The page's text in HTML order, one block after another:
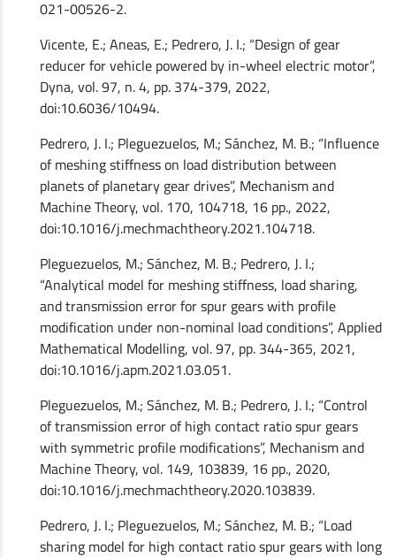
021-00526-2.
Vicente, E.; Aneas, E.; Pedrero, J. I.; “Design of gear
reducer for vehicle powered by in-wheel electric motor”,
Dyna, vol. 97, n. 4, pp. 374-379, 2022,
doi:10.6036/10494.
Pedrero, J. I.; Pleguezuelos, M.; Sánchez, M. B.; “Influence
of meshing stiffness on load distribution between
planets of planetary gear drives”, Mechanism and
Machine Theory, vol. 170, 104718, 16 pp., 2022,
doi:10.1016/j.mechmachtheory.2021.104718.
Pleguezuelos, M.; Sánchez, M. B.; Pedrero, J. I.;
“Analytical model for meshing stiffness, load sharing,
and transmission error for spur gears with profile
modification under non-nominal load conditions”, Applied
Mathematical Modelling, vol. 97, pp. 344-365, 2021,
doi:10.1016/j.apm.2021.03.051.
Pleguezuelos, M.; Sánchez, M. B.; Pedrero, J. I.; “Control
of transmission error of high contact ratio spur gears
with symmetric profile modifications”, Mechanism and
Machine Theory, vol. 149, 103839, 16 pp., 2020,
doi:10.1016/j.mechmachtheory.2020.103839.
Pedrero, J. I.; Pleguezuelos, M.; Sánchez, M. B.; “Load
sharing model for high contact ratio spur gears with long